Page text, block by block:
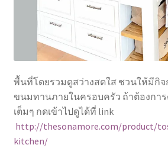
พื้นที่โดยรวมดูสว่างสดใส ชวนให้มีกิ
ขนมทานภายในครอบครัว ถ้าต้องการ
เต็มๆ กดเข้าไปดูได้ที่ link
http://thesonamore.com/product/
kitchen/